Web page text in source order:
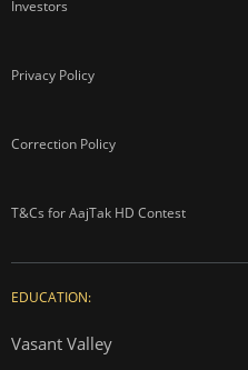
Investors
Privacy Policy
Correction Policy
T&Cs for AajTak HD Contest
EDUCATION:
Vasant Valley